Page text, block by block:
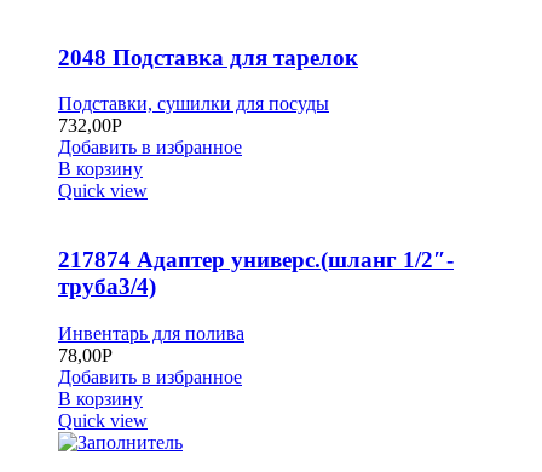
2048 Подставка для тарелок
Подставки, сушилки для посуды
732,00Р
Добавить в избранное
В корзину
Quick view
217874 Адаптер универс.(шланг 1/2″-
труба3/4)
Инвентарь для полива
78,00Р
Добавить в избранное
В корзину
Quick view